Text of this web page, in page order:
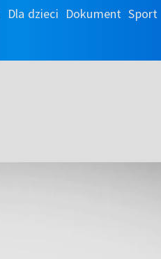
Dla dzieci Dokument Sport